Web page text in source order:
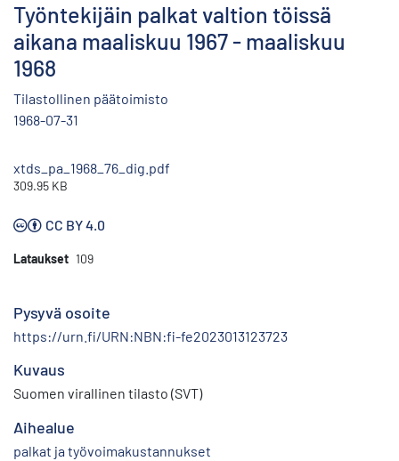
Työntekijäin palkat valtion töissä
aikana maaliskuu 1967 - maaliskuu
1968
Tilastollinen päätoimisto
1968-07-31
xtds_pa_1968_76_dig.pdf
309.95 KB
CC BY 4.0
Lataukset 109
Pysyvä osoite
https://urn.fi/URN:NBN:fi-fe2023013123723
Kuvaus
Suomen virallinen tilasto (SVT)
Aihealue
palkat ja työvoimakustannukset